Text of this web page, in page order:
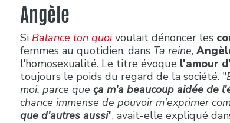
Angèle
Si Balance ton quoivoulait dénoncer les
femmes au quotidien, dans Ta reine,
l'homosexualité. Le titre évoque l'amour
toujours le poids du regard de la société. "
moi, parce que ça m'a beaucoup aidée de
chance immense de pouvoir m'exprimer
que d'autres aussi", avait-elle expliqué